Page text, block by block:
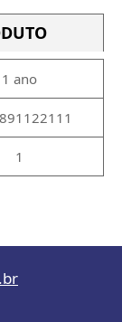
1 ano
1